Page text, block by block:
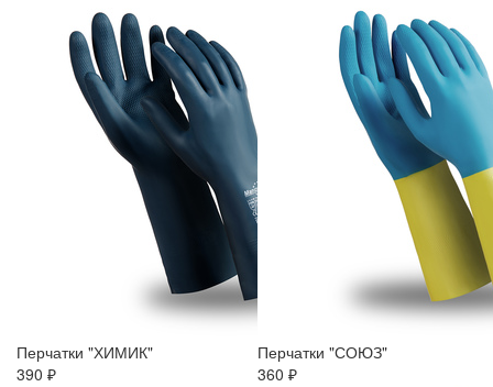
Перчатки "ХИМИК"
390 ₽
Перчатки "СОЮЗ"
360 ₽